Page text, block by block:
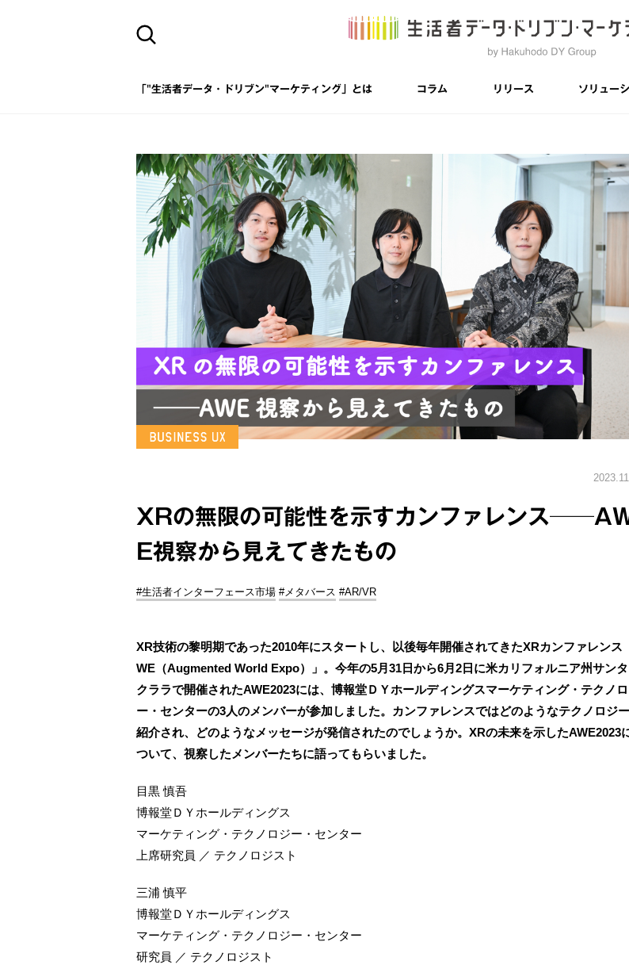
「"生活者データ・ドリブン"マーケティング」とは コラム リリース ソリュー
XRの無限の可能性を示すカンファレンス
E視察から見えてきたもの
#生活者インターフェース市場 #メタバース #AR/VR
XR技術の黎明期であった2010年にスタートし、以後毎年開催されてきたXRカンファレンス
WE（Augmented World Expo）」。今年の5月31日から6月2日に米カリフォルニア州サンタ
クララで開催されたAWE2023には、博報堂ＤＹホールディングスマーケティング・テクノ
ー・センターの3人のメンバーが参加しました。カンファレンスではどのようなテクノロジ
紹介され、どのようなメッセージが発信されたのでしょうか。XRの未来を示したAWE2023
ついて、視察したメンバーたちに語ってもらいました。
目黒 慎吾
博報堂ＤＹホールディングス
マーケティング・テクノロジー・センター
上席研究員 ／ テクノロジスト
三浦 慎平
博報堂ＤＹホールディングス
マーケティング・テクノロジー・センター
研究員 ／ テクノロジスト